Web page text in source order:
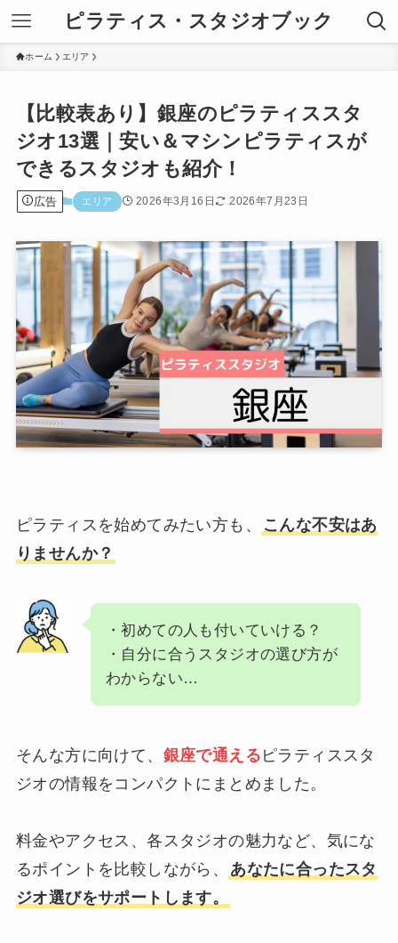
ピラティス・スタジオブック
ホーム エリア
【比較表あり】銀座のピラティススタ
ジオ13選｜安い＆マシンピラティスが
できるスタジオも紹介！
広告 エリア 2026年3月16日 2026年7月23日
ピラティスを始めてみたい方も、
こんな不安はあ
りませんか？
・初めての人も付いていける？
・自分に合うスタジオの選び方が
わからない…
そんな方に向けて、 銀座で通える ピラティススタ
ジオの情報をコンパクトにまとめました。
料金やアクセス、各スタジオの魅力など、気にな
るポイントを比較しながら、
あなたに合ったスタ
ジオ選びをサポートします。